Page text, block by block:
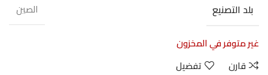
بلد التصنيع
الصين
غير متوفر في المخزون
قارن
تفضيل